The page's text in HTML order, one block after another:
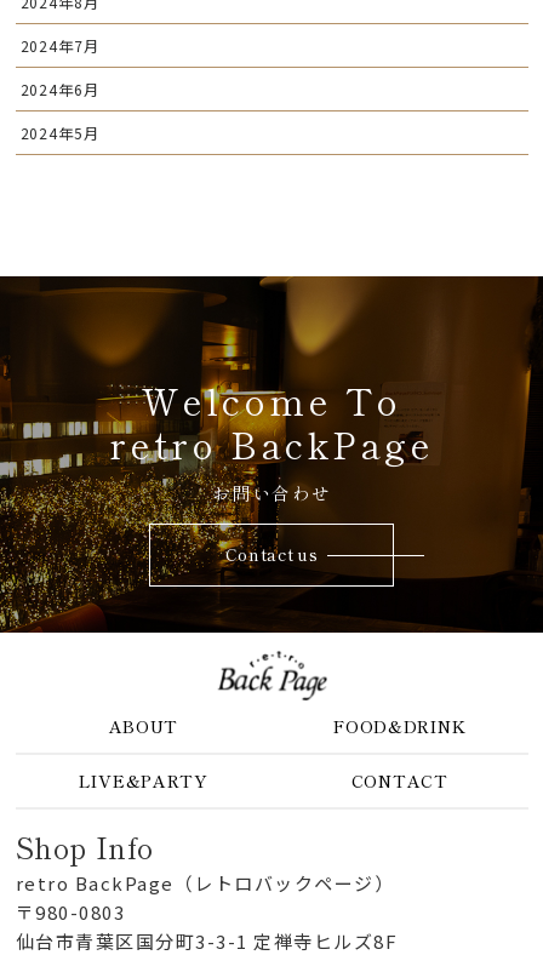
2024年7月
2024年6月
2024年5月
Welcome To
retro BackPage
お問い合わせ
Contact us
ABOUT FOOD&DRINK
LIVE&PARTY CONTACT
Shop Info
retro BackPage（レトロバックページ）
〒980-0803
仙台市青葉区国分町3-3-1 定禅寺ヒルズ8F